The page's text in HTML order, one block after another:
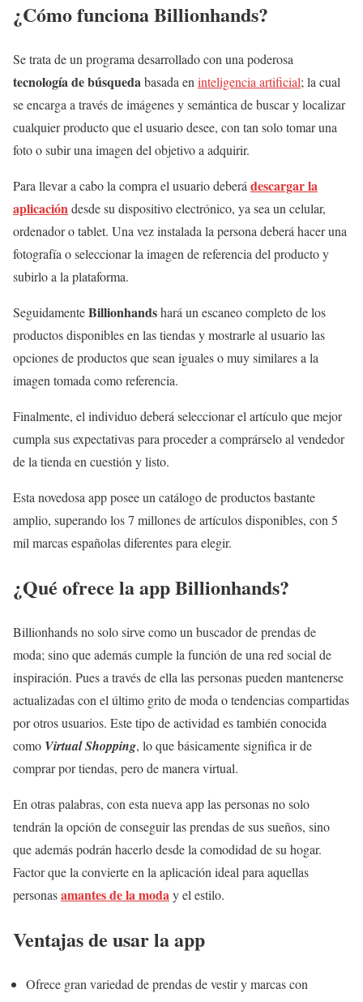
¿Cómo funciona Billionhands?
Se trata de un programa desarrollado con una poderosa
tecnología de búsquedabasada en inteligencia artificial; la cual
se encarga a través de imágenes y semántica de buscar y localizar
cualquier producto que el usuario desee, con tan solo tomar una
foto o subir una imagen del objetivo a adquirir.
Para llevar a cabo la compra el usuario deberá descargar la
aplicacióndesde su dispositivo electrónico, ya sea un celular,
ordenador o tablet. Una vez instalada la persona deberá hacer una
fotografía o seleccionar la imagen de referencia del producto y
subirlo a la plataforma.
SeguidamenteBillionhandshará un escaneo completo de los
productos disponibles en las tiendas y mostrarle al usuario las
opciones de productos que sean iguales o muy similares a la
imagen tomada como referencia.
Finalmente, el individuo deberá seleccionar el artículo que mejor
cumpla sus expectativas para proceder a comprárselo al vendedor
de la tienda en cuestión y listo.
Esta novedosa app posee un catálogo de productos bastante
amplio, superando los 7 millones de artículos disponibles, con 5
mil marcas españolas diferentes para elegir.
¿Qué ofrece la app Billionhands?
Billionhands no solo sirve como un buscador de prendas de
moda; sino que además cumple la función de una red social de
inspiración. Pues a través de ella las personas pueden mantenerse
actualizadas con el último grito de moda o tendencias compartidas
por otros usuarios. Este tipo de actividad es también conocida
como Virtual Shopping, lo que básicamente significa ir de
comprar por tiendas, pero de manera virtual.
En otras palabras, con esta nueva app las personas no solo
tendrán la opción de conseguir las prendas de sus sueños, sino
que además podrán hacerlo desde la comodidad de su hogar.
Factor que la convierte en la aplicación ideal para aquellas
personasamantes de la moday el estilo.
Ventajas de usar la app
Ofrece gran variedad de prendas de vestir y marcas con